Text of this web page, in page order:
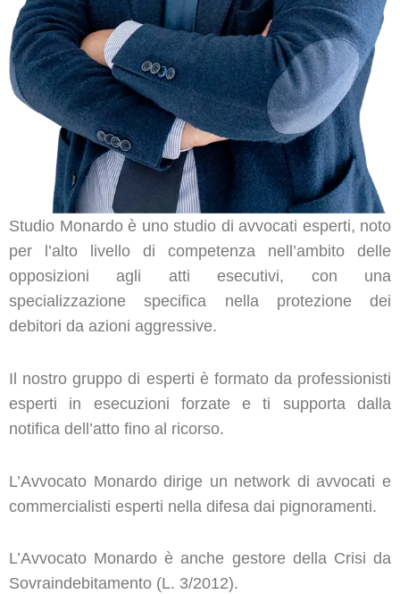
Studio Monardo è uno studio di avvocati esperti, noto
per l’alto livello di competenza nell’ambito delle
opposizioni agli atti esecutivi, con una
specializzazione specifica nella protezione dei
debitori da azioni aggressive.
Il nostro gruppo di esperti è formato da professionisti
esperti in esecuzioni forzate e ti supporta dalla
notifica dell’atto fino al ricorso.
L’Avvocato Monardo dirige un network di avvocati e
commercialisti esperti nella difesa dai pignoramenti.
L’Avvocato Monardo è anche gestore della Crisi da
Sovraindebitamento (L. 3/2012).